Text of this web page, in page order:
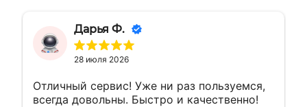
Дарья Ф.
28 июля 2026
Отличный сервис! Уже ни раз пользуемся,
всегда довольны. Быстро и качественно!